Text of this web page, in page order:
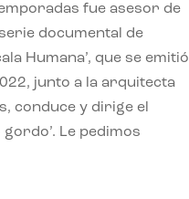
fue asesor de
documental de
Humana’, que se emitió
junto a la arquitecta
conduce y dirige el
gordo’. Le pedimos